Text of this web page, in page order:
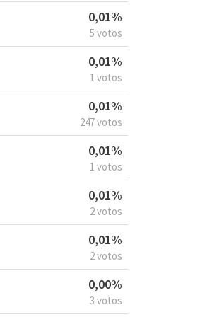
0,01%
5 votos
0,01%
1 votos
0,01%
247 votos
0,01%
1 votos
0,01%
2 votos
0,01%
2 votos
0,00%
3 votos